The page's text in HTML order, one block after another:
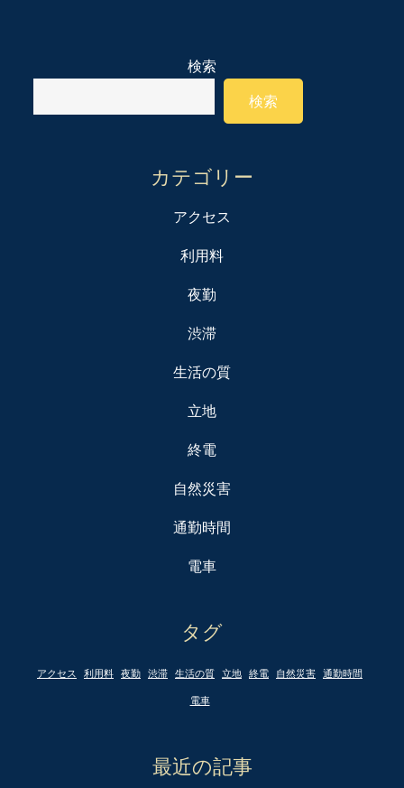
検索
検索
カテゴリー
アクセス
利用料
夜勤
渋滞
生活の質
立地
終電
自然災害
通勤時間
電車
タグ
アクセス 利用料 夜勤 渋滞 生活の質 立地 終電 自然災害 通勤時間
電車
最近の記事